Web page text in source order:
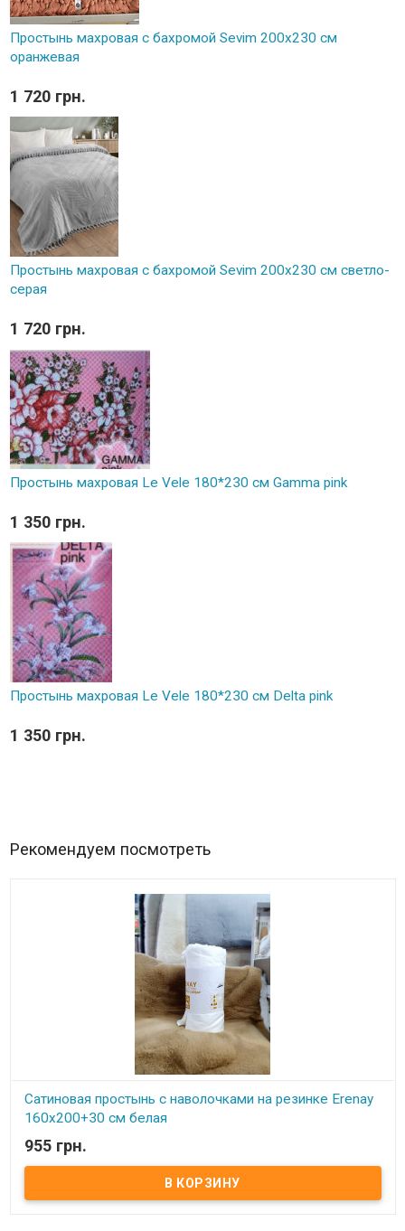
Простынь махровая с бахромой Sevim 200x230 см
оранжевая
1 720 грн.
Простынь махровая с бахромой Sevim 200x230 см светло-
серая
1 720 грн.
Простынь махровая Le Vele 180*230 см Gamma pink
1 350 грн.
Простынь махровая Le Vele 180*230 см Delta pink
1 350 грн.
Рекомендуем посмотреть
Сатиновая простынь с наволочками на резинке Erenay
160x200+30 см белая
В наличии
Сатиновая простынь с наволочками на резинке Erenay
160x200+30 см Размер простыни: 160х200 см +30 см (на резинке)
Наволочки: 50х70 см (2 шт.) Состав: сатин, 100% хлопок
955 грн.